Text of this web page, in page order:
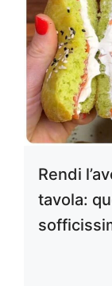
Rendi
tavola: